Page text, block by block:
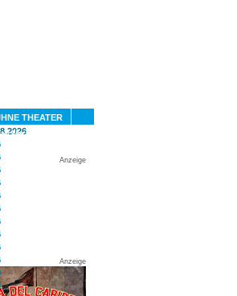
THEATER
Anzeige
Anzeige